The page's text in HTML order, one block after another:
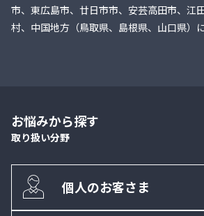
市、東広島市、廿日市市、安芸高田市、江
村、中国地方（鳥取県、島根県、山口県）
お悩みから探す
取り扱い分野
個人のお客さま